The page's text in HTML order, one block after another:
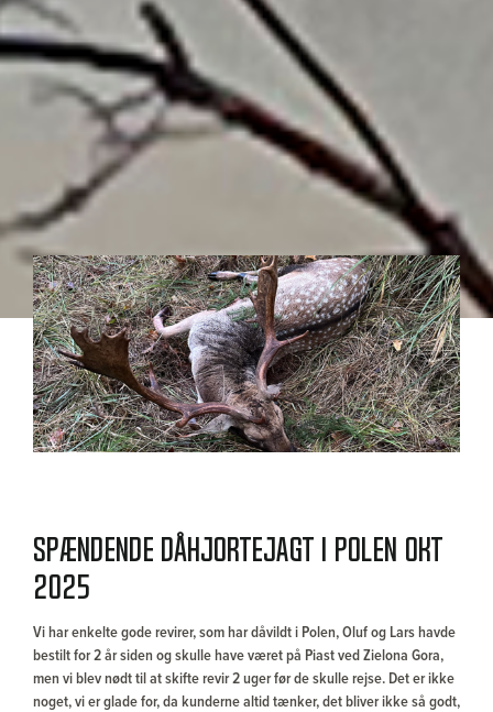
Spændende dåhjortejagt i Polen Okt
2025
Vi har enkelte gode revirer, som har dåvildt i Polen, Oluf og Lars havde
bestilt for 2 år siden og skulle have været på Piast ved Zielona Gora,
men vi blev nødt til at skifte revir 2 uger før de skulle rejse. Det er ikke
noget, vi er glade for, da kunderne altid tænker, det bliver ikke så godt,